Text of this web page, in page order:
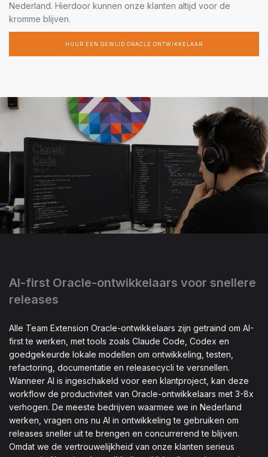
Nederland. Hierdoor kunnen onze klanten altijd voor de
kromme blijven.
HUUR EEN GEWIJD ORACLE ONTWIKKELAAR
AI-first Oracle-ontwikkelaars voor snellere
releases
Alle Team Extension Oracle-ontwikkelaars zijn getraind om AI-
first te werken, met tools zoals Claude Code, Codex en
goedgekeurde lokale modellen om ontwikkeling, testen,
refactoring, documentatie en releasecycli te versnellen.
Wanneer AI is ingeschakeld voor een klantproject, kan deze
workflow de productiviteit van Oracle-ontwikkelaars met 3-8x
verhogen. De meeste bedrijven waarmee we in Nederland
werken, vragen ons nu AI in ontwikkeling te gebruiken om
releases sneller uit te brengen en concurrerend te blijven.
Omdat we de vertrouwelijkheid van onze klanten serieus